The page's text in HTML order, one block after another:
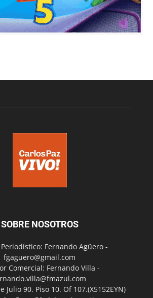
SOBRE NOSOTROS
Fernando Agüero -
fgaguero@gmail.com
Comercial: Fernando Villa -
Julio 90. Piso 10. Of 107.(X5152EYN)